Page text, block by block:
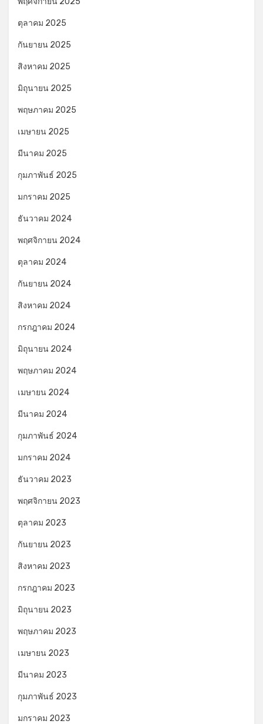
ตุลาคม 2025
กันยายน 2025
สิงหาคม 2025
มิถุนายน 2025
พฤษภาคม 2025
เมษายน 2025
มีนาคม 2025
กุมภาพันธ์ 2025
มกราคม 2025
ธันวาคม 2024
พฤศจิกายน 2024
ตุลาคม 2024
กันยายน 2024
สิงหาคม 2024
กรกฎาคม 2024
มิถุนายน 2024
พฤษภาคม 2024
เมษายน 2024
มีนาคม 2024
กุมภาพันธ์ 2024
มกราคม 2024
ธันวาคม 2023
พฤศจิกายน 2023
ตุลาคม 2023
กันยายน 2023
สิงหาคม 2023
กรกฎาคม 2023
มิถุนายน 2023
พฤษภาคม 2023
เมษายน 2023
มีนาคม 2023
กุมภาพันธ์ 2023
มกราคม 2023